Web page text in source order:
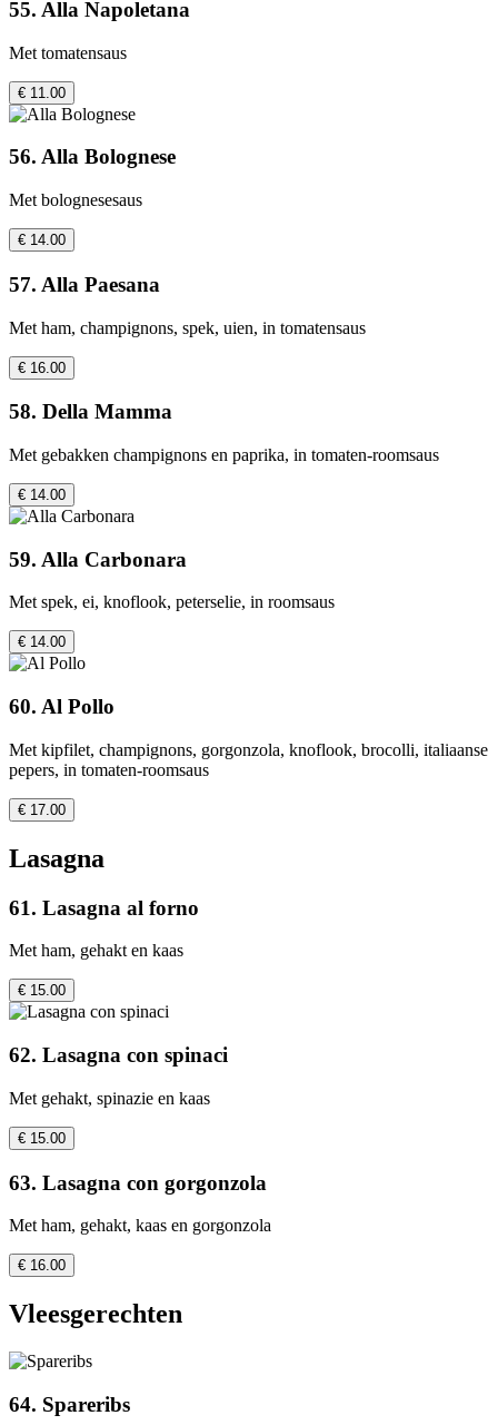
55. Alla Napoletana
Met tomatensaus
€ 11.00
56. Alla Bolognese
Met bolognesesaus
€ 14.00
57. Alla Paesana
Met ham, champignons, spek, uien, in tomatensaus
€ 16.00
58. Della Mamma
Met gebakken champignons en paprika, in tomaten-roomsaus
€ 14.00
59. Alla Carbonara
Met spek, ei, knoflook, peterselie, in roomsaus
€ 14.00
60. Al Pollo
Met kipfilet, champignons, gorgonzola, knoflook, brocolli, italiaanse
pepers, in tomaten-roomsaus
€ 17.00
Lasagna
61. Lasagna al forno
Met ham, gehakt en kaas
€ 15.00
62. Lasagna con spinaci
Met gehakt, spinazie en kaas
€ 15.00
63. Lasagna con gorgonzola
Met ham, gehakt, kaas en gorgonzola
€ 16.00
Vleesgerechten
64. Spareribs